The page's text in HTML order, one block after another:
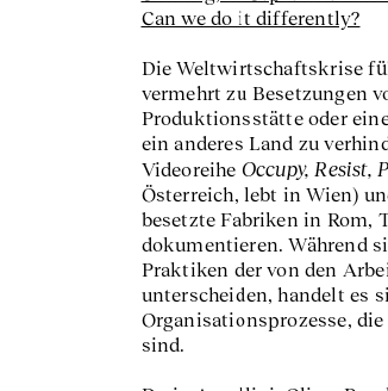
Can we do it differently?
Die Weltwirtschaftskrise
vermehrt zu Besetzungen
Produktionsstätte oder
ein anderes Land zu
Videoreihe Occupy, Resist,
Österreich, lebt in Wien)
besetzte Fabriken in Rom,
dokumentieren. Während
Praktiken der von den
unterscheiden, handelt es
Organisationsprozesse,
sind.